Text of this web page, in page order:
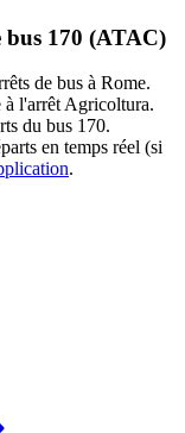
bus 170 (ATAC)
de bus à Rome.
à l'arrêt Agricoltura.
du bus 170.
en temps réel (si
.